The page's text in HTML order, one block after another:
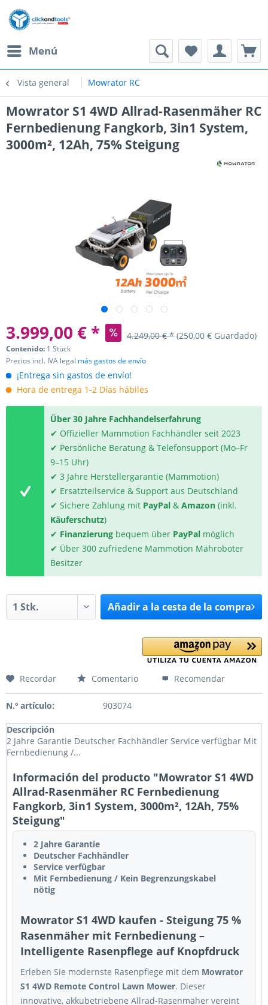
Menú
Vista general Mowrator RC
Mowrator S1 4WD Allrad-Rasenmäher RC
Fernbedienung Fangkorb, 3in1 System,
3000m², 12Ah, 75% Steigung
3.999,00 € * 4.249,00 € * (250,00 € Guardado)
Contenido: 1 Stück
Precios incl. IVA legal más gastos de envío
¡Entrega sin gastos de envío!
Hora de entrega 1-2 Días hábiles
Über 30 Jahre Fachhandelserfahrung
✔ Offizieller Mammotion Fachhändler seit 2023
✔ Persönliche Beratung & Telefonsupport (Mo–Fr
9–15 Uhr)
✔ 3 Jahre Herstellergarantie (Mammotion)
✔ Ersatzteilservice & Support aus Deutschland
✔ Sichere Zahlung mit PayPal&Amazon(inkl.
Käuferschutz)
✔ Finanzierung bequem über PayPal möglich
✔ Über 300 zufriedene Mammotion Mähroboter
Besitzer
Añadir a la cesta de la compra
Recordar Comentario Recomendar
N.º artículo: 903074
Descripción
2 Jahre Garantie Deutscher Fachhändler Service verfügbar Mit
Fernbedienung /...
Información del producto "Mowrator S1 4WD
Allrad-Rasenmäher RC Fernbedienung
Fangkorb, 3in1 System, 3000m², 12Ah, 75%
Steigung"
2 Jahre Garantie
Deutscher Fachhändler
Service verfügbar
Mit Fernbedienung / Kein Begrenzungskabel
nötig
Mowrator S1 4WD kaufen - Steigung 75 %
Rasenmäher mit Fernbedienung –
Intelligente Rasenpflege auf Knopfdruck
Erleben Sie modernste Rasenpflege mit dem Mowrator
S1 4WD Remote Control Lawn Mower. Dieser
innovative, akkubetriebene Allrad-Rasenmäher vereint